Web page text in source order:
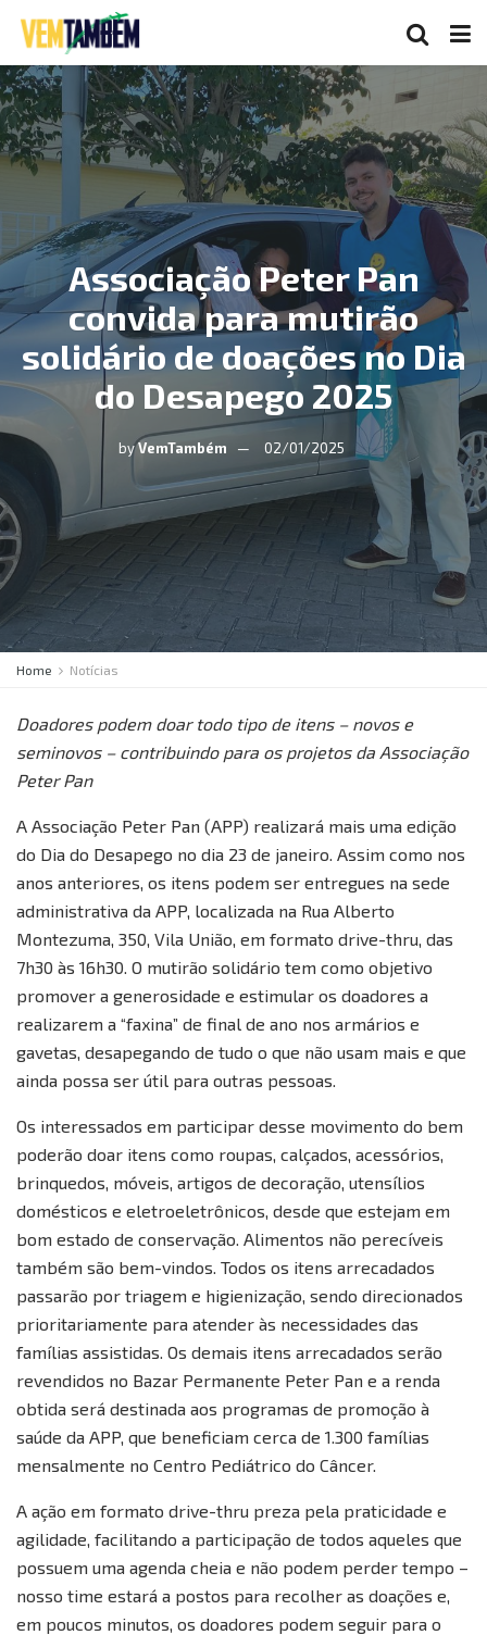
Associação Peter Pan
convida para mutirão
solidário de doações no Dia
do Desapego 2025
byVemTambém 02/01/2025
Home Notícias
Doadores podem doar todo tipo de itens – novos e
seminovos – contribuindo para os projetos da Associação
Peter Pan
A Associação Peter Pan (APP) realizará mais uma edição
do Dia do Desapego no dia 23 de janeiro. Assim como nos
anos anteriores, os itens podem ser entregues na sede
administrativa da APP, localizada na Rua Alberto
Montezuma, 350, Vila União, em formato drive-thru, das
7h30 às 16h30. O mutirão solidário tem como objetivo
promover a generosidade e estimular os doadores a
realizarem a “faxina” de final de ano nos armários e
gavetas, desapegando de tudo o que não usam mais e que
ainda possa ser útil para outras pessoas.
Os interessados em participar desse movimento do bem
poderão doar itens como roupas, calçados, acessórios,
brinquedos, móveis, artigos de decoração, utensílios
domésticos e eletroeletrônicos, desde que estejam em
bom estado de conservação. Alimentos não perecíveis
também são bem-vindos. Todos os itens arrecadados
passarão por triagem e higienização, sendo direcionados
prioritariamente para atender às necessidades das
famílias assistidas. Os demais itens arrecadados serão
revendidos no Bazar Permanente Peter Pan e a renda
obtida será destinada aos programas de promoção à
saúde da APP, que beneficiam cerca de 1.300 famílias
mensalmente no Centro Pediátrico do Câncer.
A ação em formato drive-thru preza pela praticidade e
agilidade, facilitando a participação de todos aqueles que
possuem uma agenda cheia e não podem perder tempo –
nosso time estará a postos para recolher as doações e,
em poucos minutos, os doadores podem seguir para o